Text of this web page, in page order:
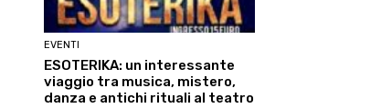
EVENTI
ESOTERIKA: un interessante
viaggio tra musica, mistero,
danza e antichi rituali al teatro